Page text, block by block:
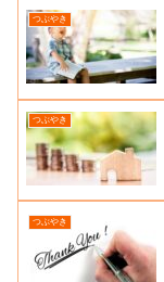
つぶやき
つぶやき
つぶやき